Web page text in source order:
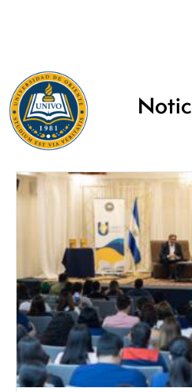
+503 2668-3700
info@univo.edu.sv